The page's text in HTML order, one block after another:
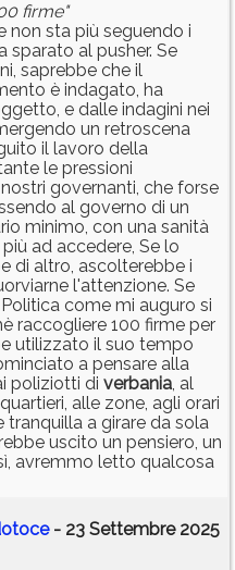
firme"
non sta più seguendo i
al pusher. Se
saprebbe che il
è indagato, ha
e dalle indagini nei
un retroscena
il lavoro della
le pressioni
governanti, che forse
al governo di un
minimo, con una sanità
ad accedere, Se lo
di altro, ascolterebbe i
l'attenzione. Se
come mi auguro si
raccogliere 100 firme per
utilizzato il suo tempo
a pensare alla
poliziotti di verbania, al
alle zone, agli orari
tranquilla a girare da sola
uscito un pensiero, un
avremmo letto qualcosa
- 23 Settembre 2025